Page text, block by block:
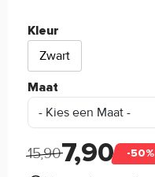
Kleur
Zwart
Maat
15,907,90 -50%